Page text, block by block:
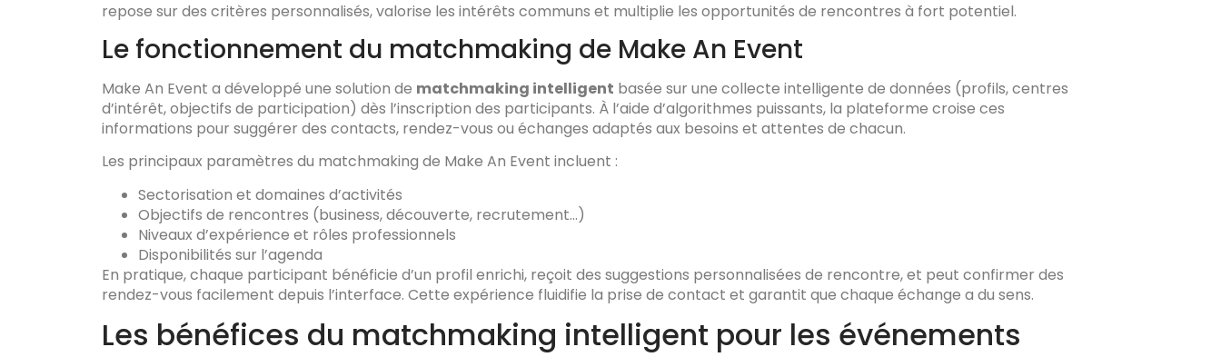
repose sur des critères personnalisés, valorise les intérêts communs et multiplie les opportunités de rencontres à fort potentiel.
Le fonctionnement du matchmaking de Make An Event
Make An Event a développé une solution de matchmaking intelligent basée sur une collecte intelligente de données (profils, centres
d’intérêt, objectifs de participation) dès l’inscription des participants. À l’aide d’algorithmes puissants, la plateforme croise ces
informations pour suggérer des contacts, rendez-vous ou échanges adaptés aux besoins et attentes de chacun.
Les principaux paramètres du matchmaking de Make An Event incluent :
Sectorisation et domaines d’activités
Objectifs de rencontres (business, découverte, recrutement…)
Niveaux d’expérience et rôles professionnels
Disponibilités sur l’agenda
En pratique, chaque participant bénéficie d’un profil enrichi, reçoit des suggestions personnalisées de rencontre, et peut confirmer des
rendez-vous facilement depuis l’interface. Cette expérience fluidifie la prise de contact et garantit que chaque échange a du sens.
Les bénéfices du matchmaking intelligent pour les événements